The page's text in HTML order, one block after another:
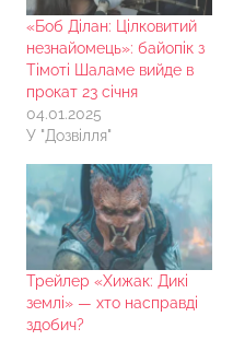
«Боб Ділан: Цілковитий
незнайомець»: байопік з
Тімоті Шаламе вийде в
прокат 23 січня
04.01.2025
У "Дозвілля"
Трейлер «Хижак: Дикі
землі» — хто насправді
здобич?